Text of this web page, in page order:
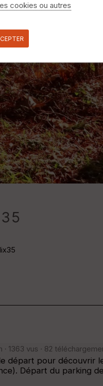
1363 vus · 82
départ pour découvrir
Départ du parking
cookies ou autres